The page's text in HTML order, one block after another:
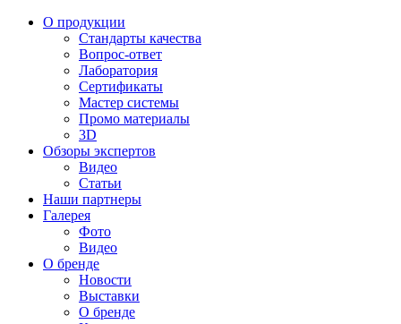
О продукции
Стандарты качества
Вопрос-ответ
Лаборатория
Сертификаты
Мастер системы
Промо материалы
3D
Обзоры экспертов
Видео
Статьи
Наши партнеры
Галерея
Фото
Видео
О бренде
Новости
Выставки
О бренде